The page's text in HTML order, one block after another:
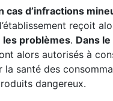
d’infractions
reçoit
les problèmes. Dans
alors autorisés à
santé des
dangereux.